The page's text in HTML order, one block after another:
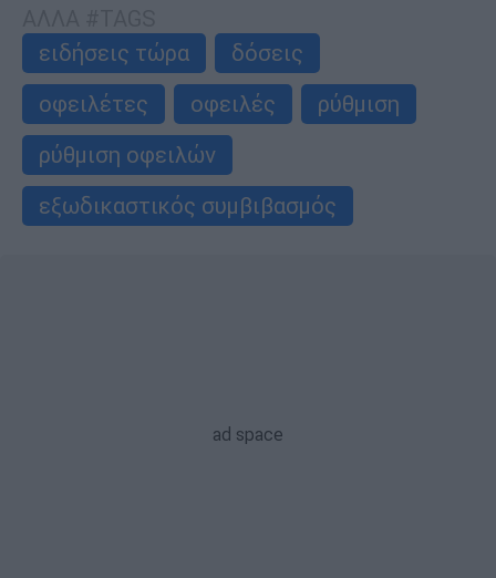
ειδήσεις τώρα
δόσεις
οφειλέτες
οφειλές
ρύθμιση
ρύθμιση οφειλών
εξωδικαστικός συμβιβασμός